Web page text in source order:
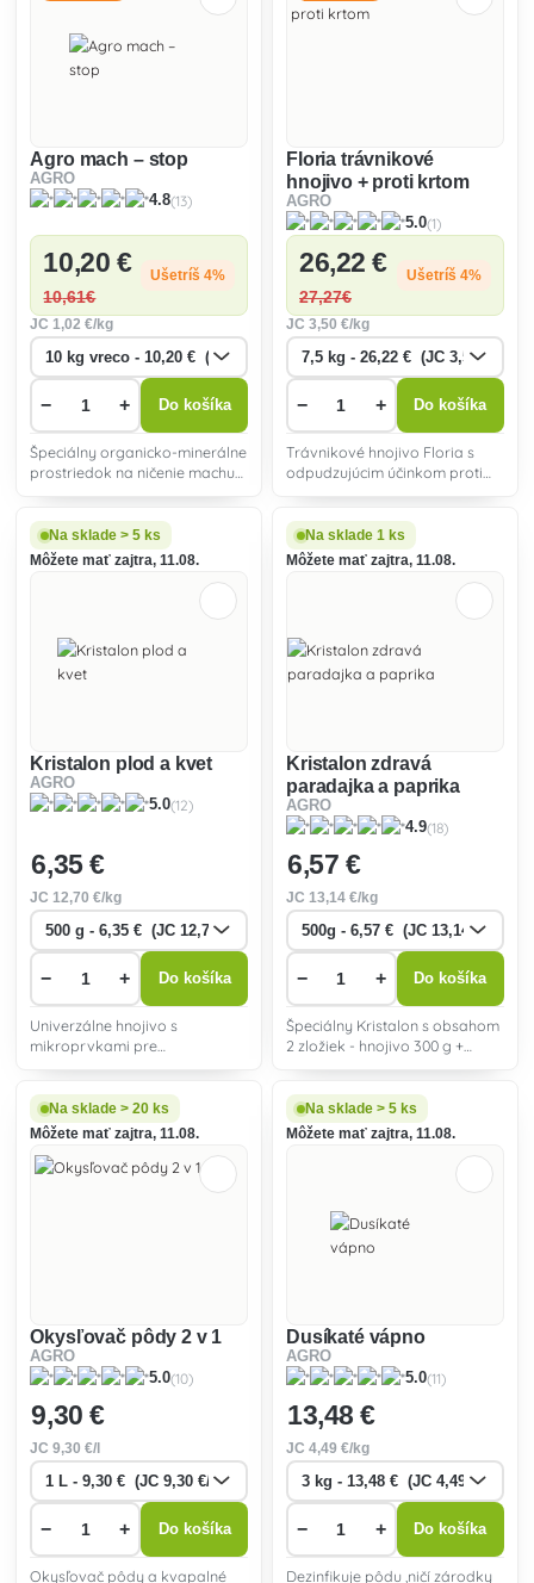
Agro mach – stop
AGRO
4.8(13)
10,20 €
10,61€
Ušetríš 4%
JC1,02 €/kg
− + Do košíka
Špeciálny organicko-minerálne
prostriedok na ničenie machu
sýte zafarbenie trávnika.
Floria trávnikové
hnojivo + proti krtom
AGRO
5.0(1)
26,22 €
27,27€
Ušetríš 4%
JC 3,50 €/kg
− + Do košíka
Trávnikové hnojivo Floria s
odpudzujúcim účinkom proti
starostlivostii o trávnik a
zároven prevencioi proti
Na sklade > 5 ks
Môžete mať zajtra, 11.08.
Kristalon plod a kvet
AGRO
5.0(12)
6,35 €
JC12,70 €/kg
− + Do košíka
Univerzálne hnojivo s
mikroprvkami pre
izbových, balkónových i
ostatných vonkajších rastlín.
Na sklade 1 ks
Môžete mať zajtra, 11.08.
Kristalon zdravá
paradajka a paprika
AGRO
4.9(18)
6,57 €
JC 13,14 €/kg
− + Do košíka
Špeciálny Kristalon s obsahom
2 zložiek - hnojivo 300 g +
hnilobe koncov papriky.
Na sklade > 20 ks
Môžete mať zajtra, 11.08.
Okysľovač pôdy 2 v 1
AGRO
5.0(10)
9,30 €
JC9,30 €/l
− + Do košíka
Okysľovač pôdy a kvapalné
Na sklade > 5 ks
Môžete mať zajtra, 11.08.
Dusíkaté vápno
AGRO
5.0(11)
13,48 €
JC 4,49 €/kg
− + Do košíka
Dezinfikuje pôdu ,ničí zárodky